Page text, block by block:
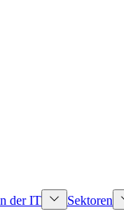
der IT Sektoren